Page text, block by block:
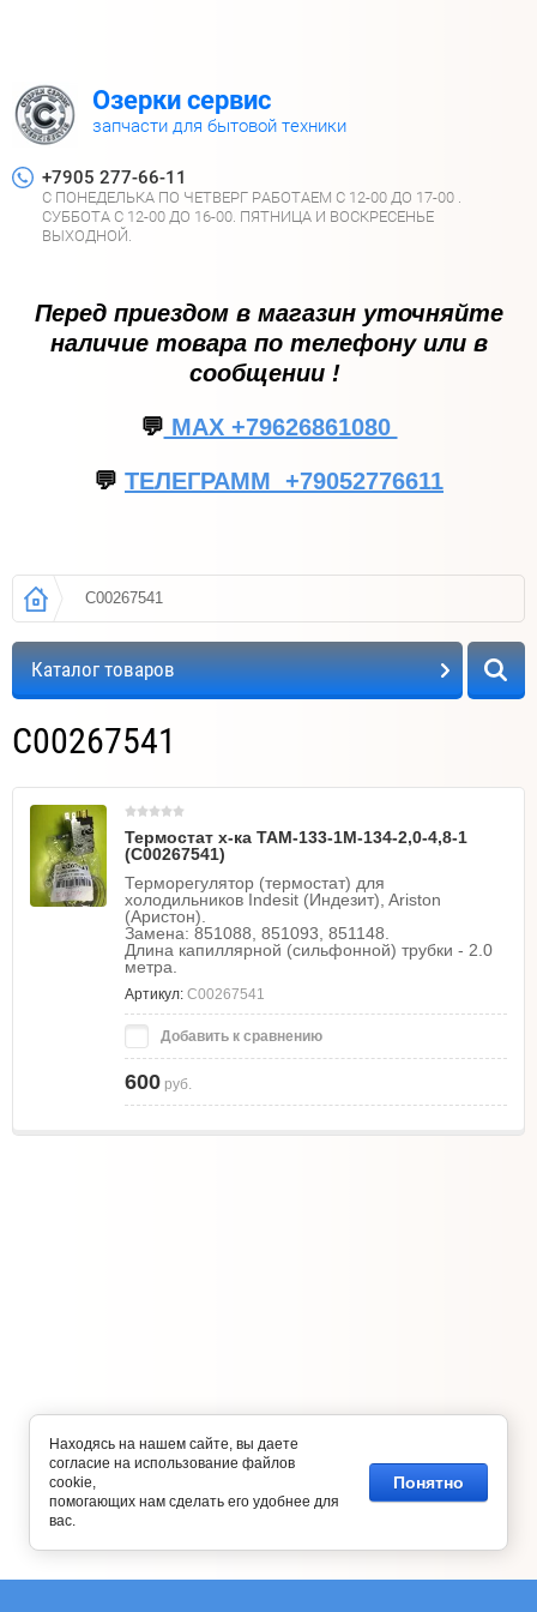
Озерки сервис
запчасти для бытовой техники
+7905 277-66-11
С ПОНЕДЕЛЬКА ПО ЧЕТВЕРГ РАБОТАЕМ С 12-00 ДО 17-00 .
СУББОТА С 12-00 ДО 16-00. ПЯТНИЦА И ВОСКРЕСЕНЬЕ
ВЫХОДНОЙ.
Перед приездом в магазин уточняйте
наличие товара по телефону или в
сообщении !
💬 МАХ +79626861080
💬 ТЕЛЕГРАММ +79052776611
C00267541
Каталог товаров
C00267541
Термостат х-ка ТАМ-133-1М-134-2,0-4,8-1
(C00267541)
Терморегулятор (термостат) для
холодильников Indesit (Индезит), Ariston
(Аристон).
Замена: 851088, 851093, 851148.
Длина капиллярной (сильфонной) трубки - 2.0
метра.
Артикул: C00267541
Добавить к сравнению
600 руб.
Находясь на нашем сайте, вы даете
согласие на использование файлов
cookie,
помогающих нам сделать его удобнее для
вас.
Понятно